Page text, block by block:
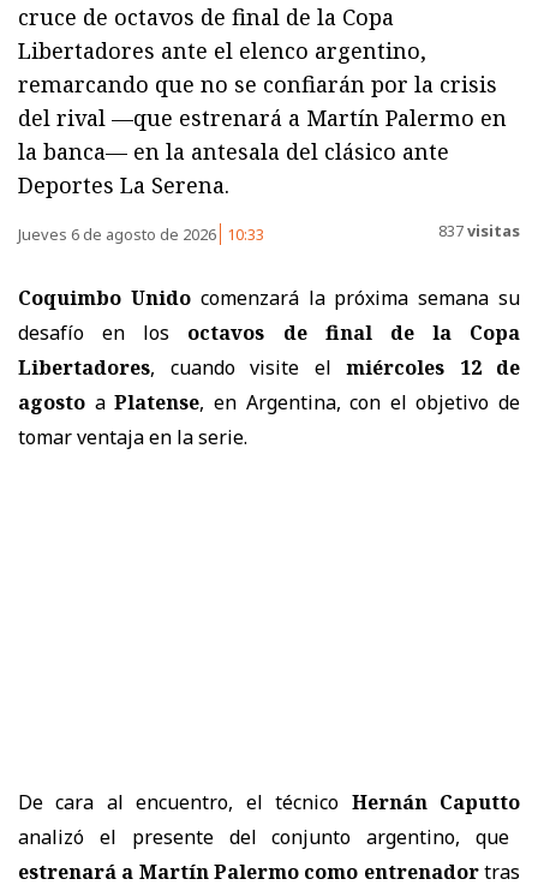
cruce de octavos de final de la Copa
Libertadores ante el elenco argentino,
remarcando que no se confiarán por la crisis
del rival —que estrenará a Martín Palermo en
la banca— en la antesala del clásico ante
Deportes La Serena.
Jueves 6 de agosto de 2026 10:33 837visitas
Coquimbo Unidocomenzará la próxima semana su
desafío en los octavos de final de la Copa
Libertadores, cuando visite el miércoles 12 de
agosto aPlatense, en Argentina, con el objetivo de
tomar ventaja en la serie.
De cara al encuentro, el técnico Hernán Caputto
analizó el presente del conjunto argentino, que
estrenará a Martín Palermo como entrenadortras